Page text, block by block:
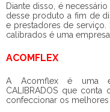
Diante disso, é
desse produto a fim de
e prestadores de serviço.
calibrados é uma
ACOMFLEX
A Acomflex é uma
CALIBRADOS que
confeccionar os